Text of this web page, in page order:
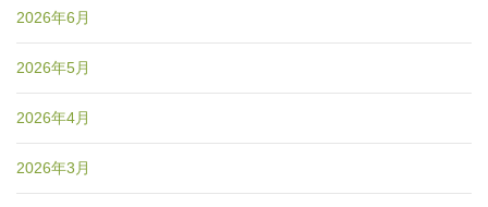
2026年6月
2026年5月
2026年4月
2026年3月